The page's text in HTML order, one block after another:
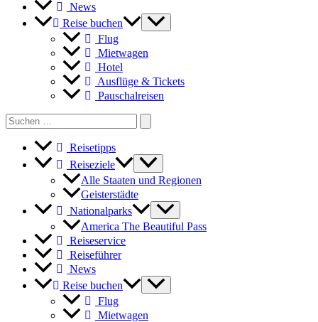
News
Reise buchen
Flug
Mietwagen
Hotel
Ausflüge & Tickets
Pauschalreisen
Search
for:
Reisetipps
Reiseziele
Alle Staaten und Regionen
Geisterstädte
Nationalparks
America The Beautiful Pass
Reiseservice
Reiseführer
News
Reise buchen
Flug
Mietwagen